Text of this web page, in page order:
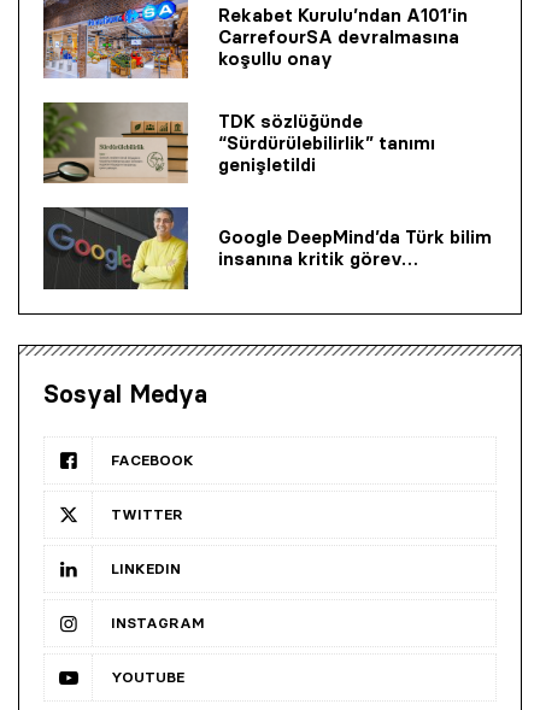
Rekabet Kurulu’ndan A101’in
CarrefourSA devralmasına
koşullu onay
TDK sözlüğünde
“Sürdürülebilirlik” tanımı
genişletildi
Google DeepMind’da Türk bilim
insanına kritik görev…
Sosyal Medya
FACEBOOK
TWITTER
LINKEDIN
INSTAGRAM
YOUTUBE